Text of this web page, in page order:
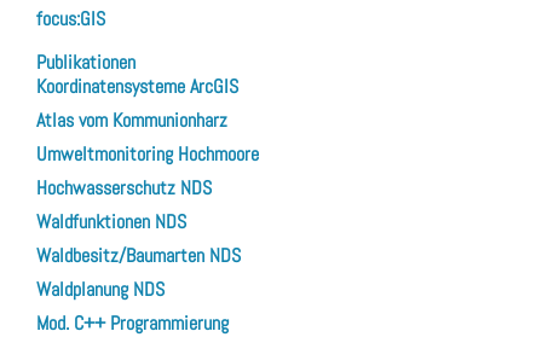
focus:GIS
Publikationen
Koordinatensysteme ArcGIS
Atlas vom Kommunionharz
Umweltmonitoring Hochmoore
Hochwasserschutz NDS
Waldfunktionen NDS
Waldbesitz/Baumarten NDS
Waldplanung NDS
Mod. C++ Programmierung